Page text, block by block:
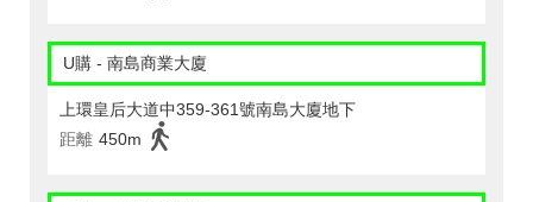
U購 - 南島商業大廈
上環皇后大道中359-361號南島大廈地下
距離 450m